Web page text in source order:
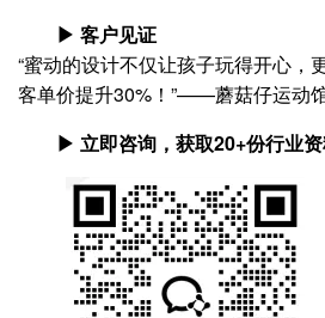
▶ 客户见证
“蜜动的设计不仅让孩子玩得开心，
客单价提升30%！”——蘑菇仔运动
▶ 立即咨询，获取20+份行业